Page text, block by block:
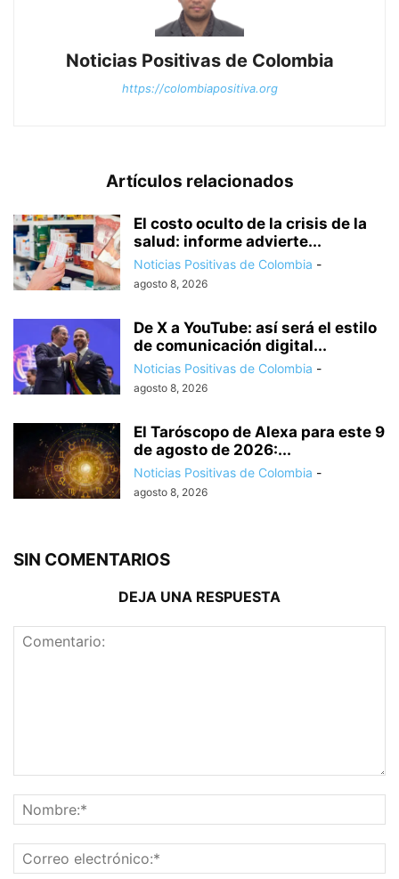
Noticias Positivas de Colombia
https://colombiapositiva.org
Artículos relacionados
El costo oculto de la crisis de la
salud: informe advierte...
Noticias Positivas de Colombia -
agosto 8, 2026
De X a YouTube: así será el estilo
de comunicación digital...
Noticias Positivas de Colombia -
agosto 8, 2026
El Taróscopo de Alexa para este 9
de agosto de 2026:...
Noticias Positivas de Colombia -
agosto 8, 2026
SIN COMENTARIOS
DEJA UNA RESPUESTA